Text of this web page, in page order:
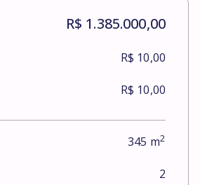
R$ 1.385.000,00
R$ 10,00
R$ 10,00
345 m2
2